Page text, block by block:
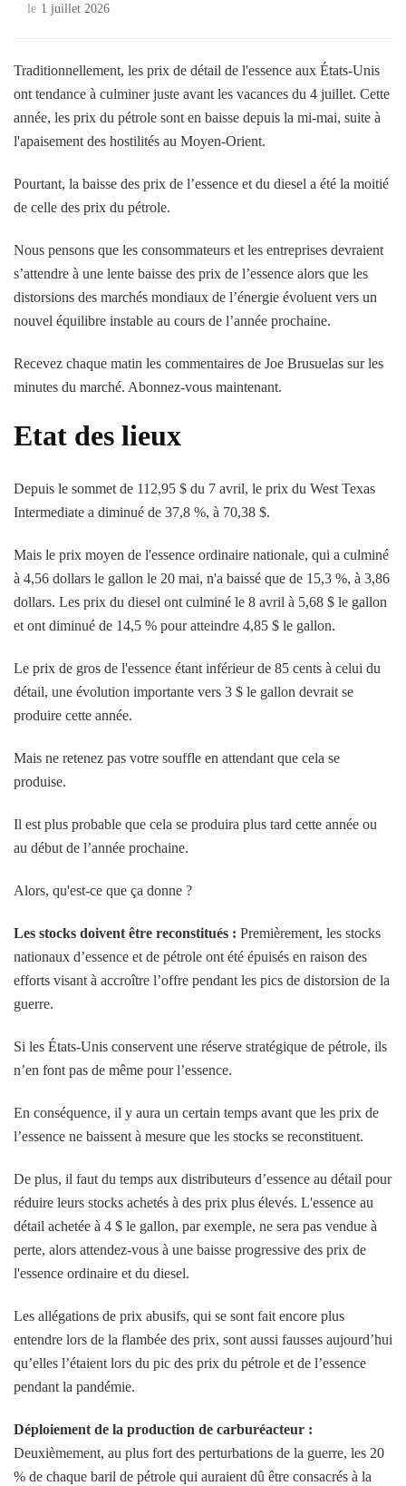
le 1 juillet 2026
Traditionnellement, les prix de détail de l'essence aux États-Unis
ont tendance à culminer juste avant les vacances du 4 juillet. Cette
année, les prix du pétrole sont en baisse depuis la mi-mai, suite à
l'apaisement des hostilités au Moyen-Orient.
Pourtant, la baisse des prix de l’essence et du diesel a été la moitié
de celle des prix du pétrole.
Nous pensons que les consommateurs et les entreprises devraient
s’attendre à une lente baisse des prix de l’essence alors que les
distorsions des marchés mondiaux de l’énergie évoluent vers un
nouvel équilibre instable au cours de l’année prochaine.
Recevez chaque matin les commentaires de Joe Brusuelas sur les
minutes du marché. Abonnez-vous maintenant.
Etat des lieux
Depuis le sommet de 112,95 $ du 7 avril, le prix du West Texas
Intermediate a diminué de 37,8 %, à 70,38 $.
Mais le prix moyen de l'essence ordinaire nationale, qui a culminé
à 4,56 dollars le gallon le 20 mai, n'a baissé que de 15,3 %, à 3,86
dollars. Les prix du diesel ont culminé le 8 avril à 5,68 $ le gallon
et ont diminué de 14,5 % pour atteindre 4,85 $ le gallon.
Le prix de gros de l'essence étant inférieur de 85 cents à celui du
détail, une évolution importante vers 3 $ le gallon devrait se
produire cette année.
Mais ne retenez pas votre souffle en attendant que cela se
produise.
Il est plus probable que cela se produira plus tard cette année ou
au début de l’année prochaine.
Alors, qu'est-ce que ça donne ?
Les stocks doivent être reconstitués : Premièrement, les stocks
nationaux d’essence et de pétrole ont été épuisés en raison des
efforts visant à accroître l’offre pendant les pics de distorsion de la
guerre.
Si les États-Unis conservent une réserve stratégique de pétrole, ils
n’en font pas de même pour l’essence.
En conséquence, il y aura un certain temps avant que les prix de
l’essence ne baissent à mesure que les stocks se reconstituent.
De plus, il faut du temps aux distributeurs d’essence au détail pour
réduire leurs stocks achetés à des prix plus élevés. L'essence au
détail achetée à 4 $ le gallon, par exemple, ne sera pas vendue à
perte, alors attendez-vous à une baisse progressive des prix de
l'essence ordinaire et du diesel.
Les allégations de prix abusifs, qui se sont fait encore plus
entendre lors de la flambée des prix, sont aussi fausses aujourd’hui
qu’elles l’étaient lors du pic des prix du pétrole et de l’essence
pendant la pandémie.
Déploiement de la production de carburéacteur :
Deuxièmement, au plus fort des perturbations de la guerre, les 20
% de chaque baril de pétrole qui auraient dû être consacrés à la